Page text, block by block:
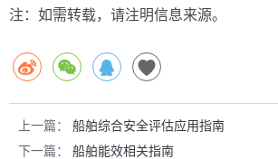
注：如需转载，请注明信息来源。
上一篇：
船舶综合安全评估应用指南
下一篇：
船舶能效相关指南